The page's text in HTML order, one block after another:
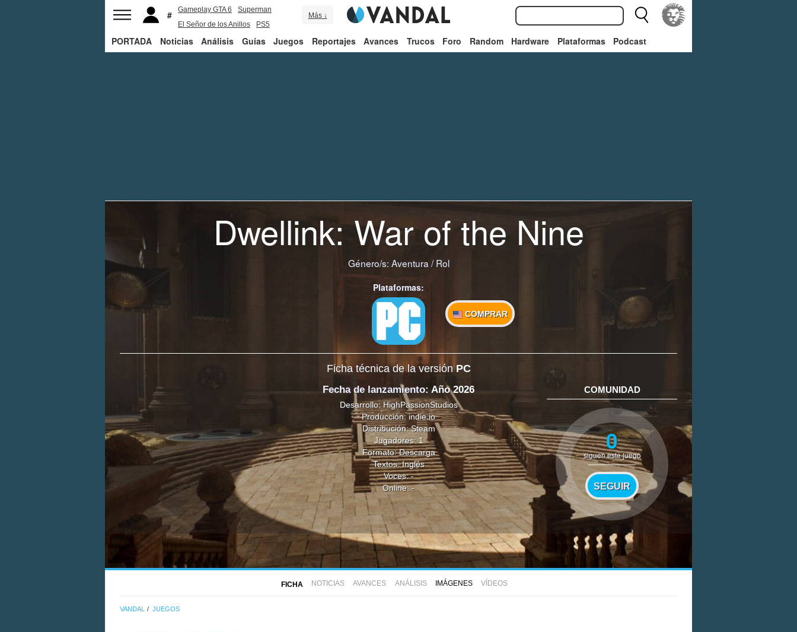
Gameplay GTA 6
Superman
El Señor de los Anillos
PS5
Más ↓
PORTADA Noticias Análisis Guías Juegos Reportajes Avances Trucos Foro Random Hardware Plataformas Podcast
Dwellink: War of the Nine
Género/s: Aventura/Rol
Plataformas:
COMPRAR
Ficha técnica de la versiónPC
Fecha de lanzamiento: Año 2026
Desarrollo: HighPassionStudios
Producción: indie.io
Distribución: Steam
Jugadores: 1
Formato: Descarga
Textos: Inglés
Voces: -
Online: -
COMUNIDAD
0
siguen este juego
SEGUIR
FICHA NOTICIAS AVANCES ANÁLISIS IMÁGENES VÍDEOS
VANDAL JUEGOS